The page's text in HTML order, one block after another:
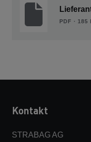
PDF ∙ 185
Kontakt
STRABAG AG